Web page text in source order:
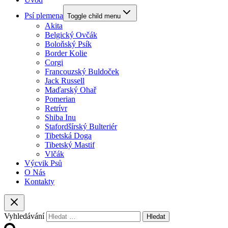
Psí plemena Toggle child menu
Akita
Belgický Ovčák
Boloňský Psík
Border Kolie
Corgi
Francouzský Buldoček
Jack Russell
Maďarský Ohař
Pomerian
Retrívr
Shiba Inu
Stafordšírský Bulteriér
Tibetská Doga
Tibetský Mastif
Vlčák
Výcvik Psů
O Nás
Kontakty
Vyhledávání